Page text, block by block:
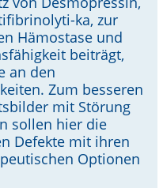
ka, zur
Hämostase und
beiträgt,
an den
Zum besseren
mit Störung
sollen hier die
Defekte mit ihren
Optionen